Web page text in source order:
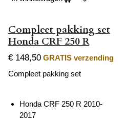
Compleet pakking set
Honda CRF 250 R
€ 148,50 GRATIS verzending
Compleet pakking set
Honda CRF 250 R 2010-
2017